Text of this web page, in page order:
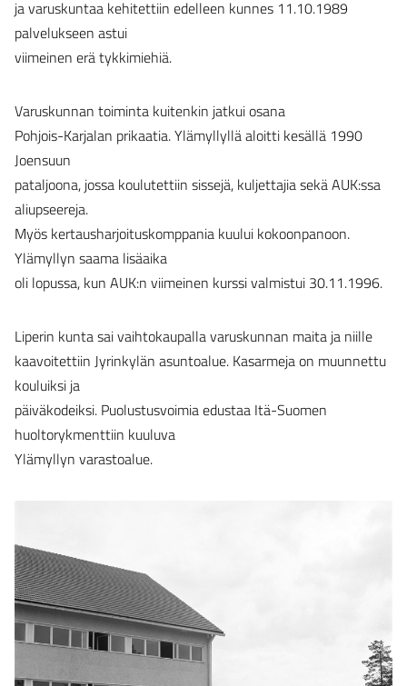
ja varuskuntaa kehitettiin edelleen kunnes 11.10.1989
palvelukseen astui
viimeinen erä tykkimiehiä.
Varuskunnan toiminta kuitenkin jatkui osana
Pohjois-Karjalan prikaatia. Ylämyllyllä aloitti kesällä 1990
Joensuun
pataljoona, jossa koulutettiin sissejä, kuljettajia sekä AUK:ssa
aliupseereja.
Myös kertausharjoituskomppania kuului kokoonpanoon.
Ylämyllyn saama lisäaika
oli lopussa, kun AUK:n viimeinen kurssi valmistui 30.11.1996.
Liperin kunta sai vaihtokaupalla varuskunnan maita ja niille
kaavoitettiin Jyrinkylän asuntoalue. Kasarmeja on muunnettu
kouluiksi ja
päiväkodeiksi. Puolustusvoimia edustaa Itä-Suomen
huoltorykmenttiin kuuluva
Ylämyllyn varastoalue.